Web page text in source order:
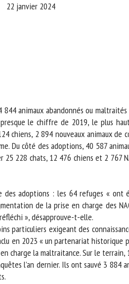
22 janvier 2024
animaux abandonnés ou
le chiffre de 2019, le plus
chiens, 2 894 nouveaux animaux de
Du côté des adoptions, 40 587
228 chats, 12 476 chiens et 2 767
des adoptions : les 64 refuges «
de la prise en charge des
», désapprouve-t-elle.
particuliers exigeant des
en 2023 « un partenariat
charge la maltraitance. Sur le terrain,
l’an dernier. Ils ont sauvé 3 884
E-mail *
j'accepte que les informations saisies
avec le CNR BEA. *